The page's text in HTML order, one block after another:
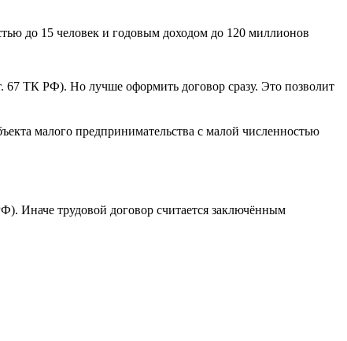
до 15 человек и годовым доходом до 120 миллионов
67 ТК РФ). Но лучше оформить договор сразу. Это позволит
малого предпринимательства с малой численностью
Иначе трудовой договор считается заключённым